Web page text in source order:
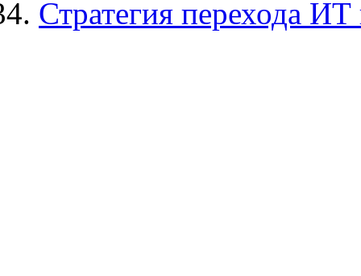
Стратегия перехода ИТ